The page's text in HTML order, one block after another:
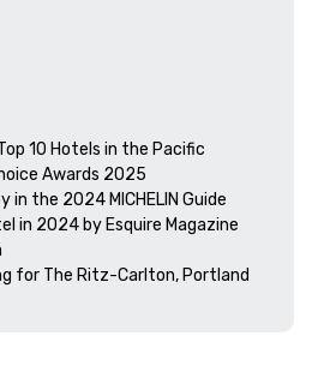
10 Hotels in the Pacific
Awards 2025
in the 2024 MICHELIN Guide
in 2024 by Esquire Magazine
for The Ritz-Carlton, Portland